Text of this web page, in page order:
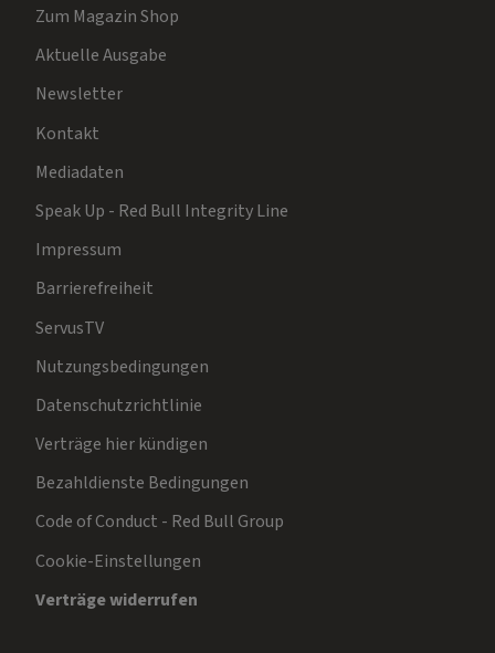
Zum Magazin Shop
Aktuelle Ausgabe
Newsletter
Kontakt
Mediadaten
Speak Up - Red Bull Integrity Line
Impressum
Barrierefreiheit
ServusTV
Nutzungsbedingungen
Datenschutzrichtlinie
Verträge hier kündigen
Bezahldienste Bedingungen
Code of Conduct - Red Bull Group
Cookie-Einstellungen
Verträge widerrufen